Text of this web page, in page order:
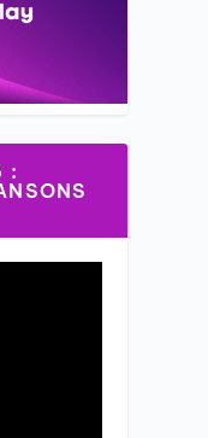
: